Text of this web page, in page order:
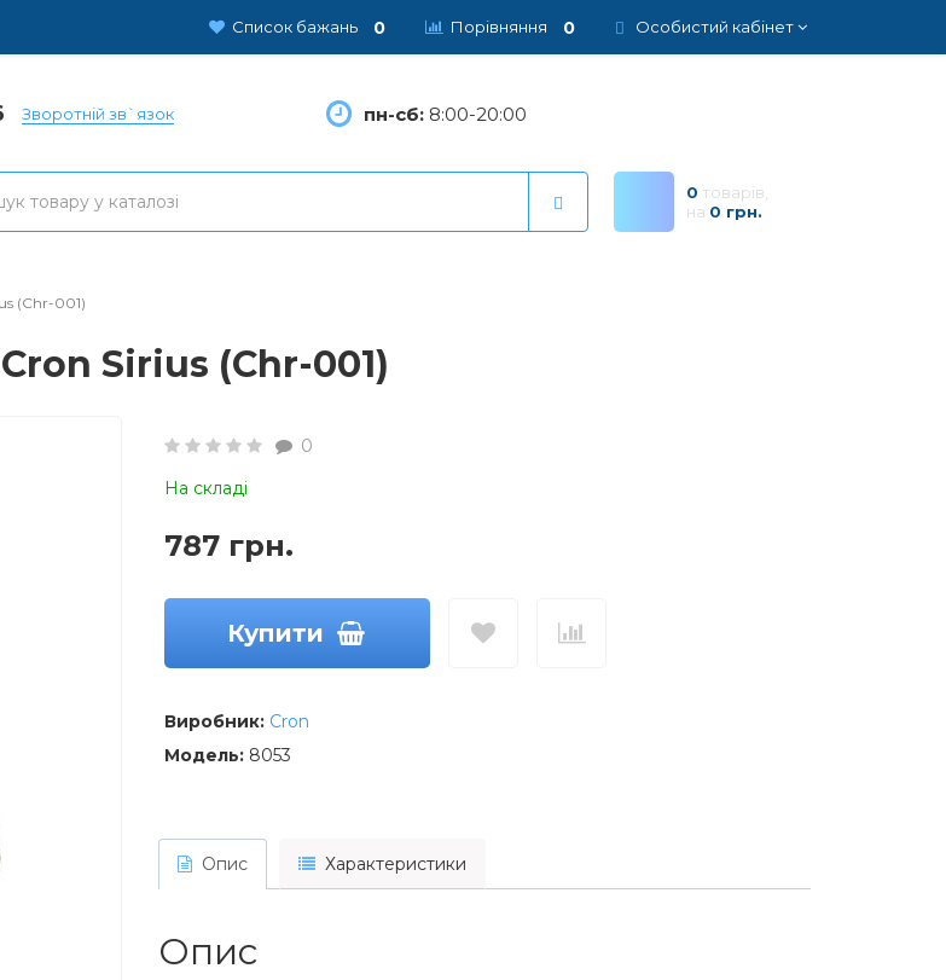
Особистий кабінет
Список бажань 0 Порівняння 0
Зворотній зв`язок пн-сб:8:00-20:00
0 товарів,
на 0 грн.
(Chr-001)
Sirius (Chr-001)
0
На складі
787 грн.
Купити
Виробник: Cron
Модель: 8053
Опис Характеристики
Опис